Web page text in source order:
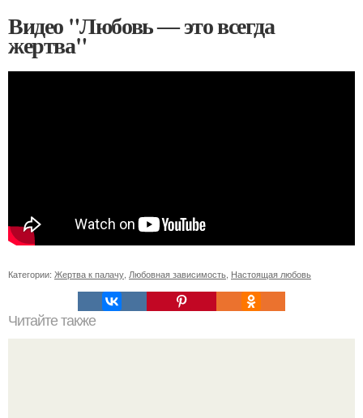
Видео "Любовь ― это всегда
жертва"
Категории: Жертва к палачу Любовная зависимость Настоящая любовь
Читайте также